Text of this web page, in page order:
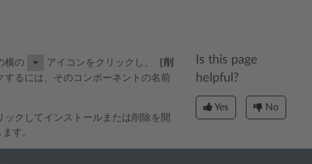
横の アイコンをクリックし、
［削
るには、そのコンポーネントの名前
ックしてインストールまたは削除を開
す。
Is this page
helpful?
Yes No